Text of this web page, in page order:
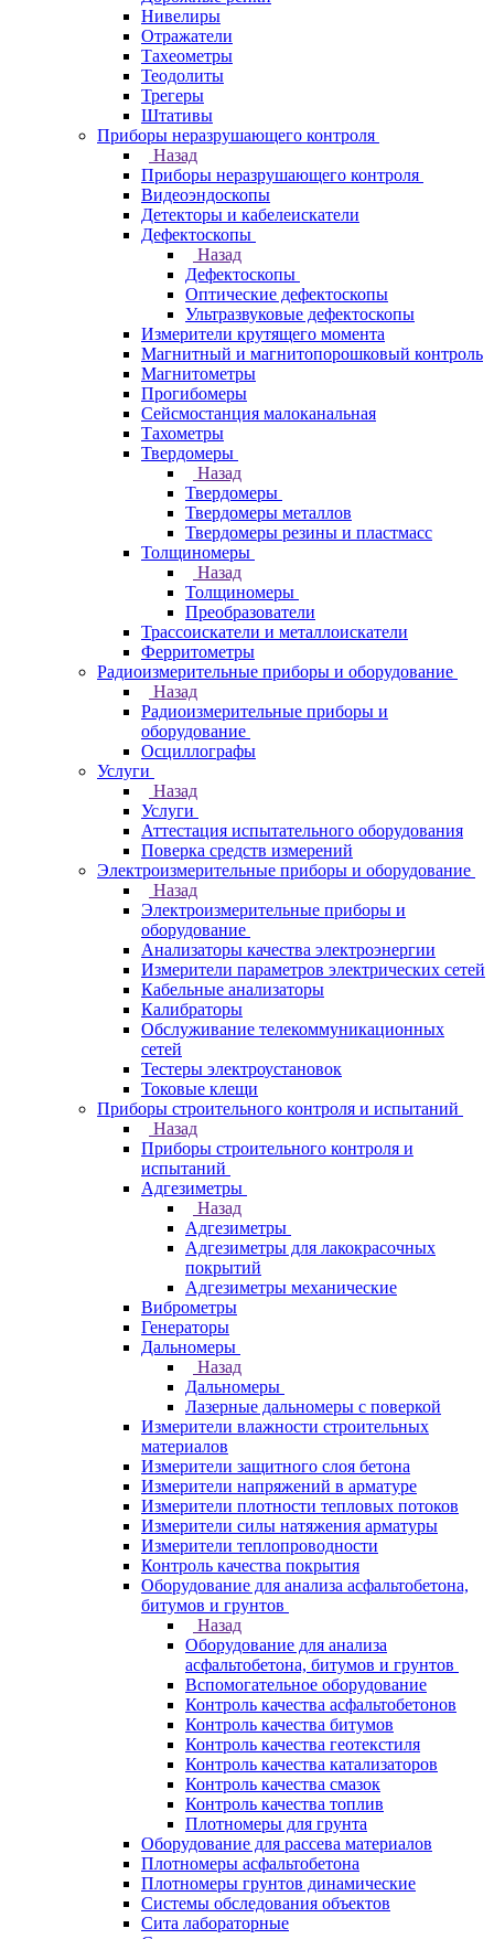
Нивелиры
Отражатели
Тахеометры
Теодолиты
Трегеры
Штативы
Приборы неразрушающего контроля
Назад
Приборы неразрушающего контроля
Видеоэндоскопы
Детекторы и кабелеискатели
Дефектоскопы
Назад
Дефектоскопы
Оптические дефектоскопы
Ультразвуковые дефектоскопы
Измерители крутящего момента
Магнитный и магнитопорошковый контроль
Магнитометры
Прогибомеры
Сейсмостанция малоканальная
Тахометры
Твердомеры
Назад
Твердомеры
Твердомеры металлов
Твердомеры резины и пластмасс
Толщиномеры
Назад
Толщиномеры
Преобразователи
Трассоискатели и металлоискатели
Ферритометры
Радиоизмерительные приборы и оборудование
Назад
Радиоизмерительные приборы и
оборудование
Осциллографы
Услуги
Назад
Услуги
Аттестация испытательного оборудования
Поверка средств измерений
Электроизмерительные приборы и оборудование
Назад
Электроизмерительные приборы и
оборудование
Анализаторы качества электроэнергии
Измерители параметров электрических сетей
Кабельные анализаторы
Калибраторы
Обслуживание телекоммуникационных
сетей
Тестеры электроустановок
Токовые клещи
Приборы строительного контроля и испытаний
Назад
Приборы строительного контроля и
испытаний
Адгезиметры
Назад
Адгезиметры
Адгезиметры для лакокрасочных
покрытий
Адгезиметры механические
Виброметры
Генераторы
Дальномеры
Назад
Дальномеры
Лазерные дальномеры с поверкой
Измерители влажности строительных
материалов
Измерители защитного слоя бетона
Измерители напряжений в арматуре
Измерители плотности тепловых потоков
Измерители силы натяжения арматуры
Измерители теплопроводности
Контроль качества покрытия
Оборудование для анализа асфальтобетона,
битумов и грунтов
Назад
Оборудование для анализа
асфальтобетона, битумов и грунтов
Вспомогательное оборудование
Контроль качества асфальтобетонов
Контроль качества битумов
Контроль качества геотекстиля
Контроль качества катализаторов
Контроль качества смазок
Контроль качества топлив
Плотномеры для грунта
Оборудование для рассева материалов
Плотномеры асфальтобетона
Плотномеры грунтов динамические
Системы обследования объектов
Сита лабораторные